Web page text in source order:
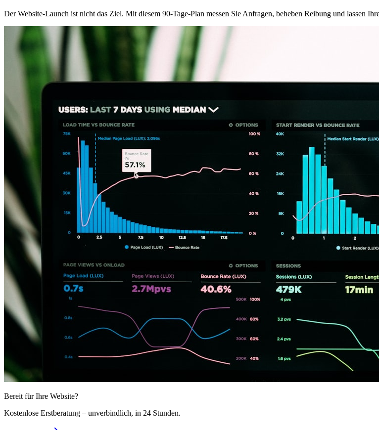
Der Website-Launch ist nicht das Ziel. Mit diesem 90-Tage-Plan messen Sie Anfragen, beheben Reibung und lassen
Bereit für Ihre Website?
Kostenlose Erstberatung – unverbindlich, in 24 Stunden.